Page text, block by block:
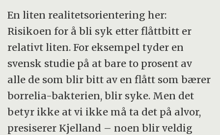
En liten realitetsorientering her:
Risikoen for å bli syk etter flåttbitt er
relativt liten. For eksempel tyder en
svensk studie på at bare to prosent av
alle de som blir bitt av en flått som bærer
borrelia-bakterien, blir syke. Men det
betyr ikke at vi ikke må ta det på alvor,
presiserer Kjelland – noen blir veldig